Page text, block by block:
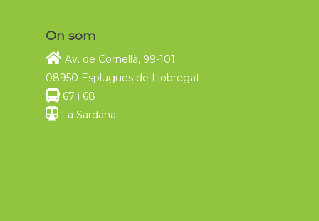
On som
Av. de Cornellà, 99-101
08950 Esplugues de Llobregat
67 i 68
La Sardana